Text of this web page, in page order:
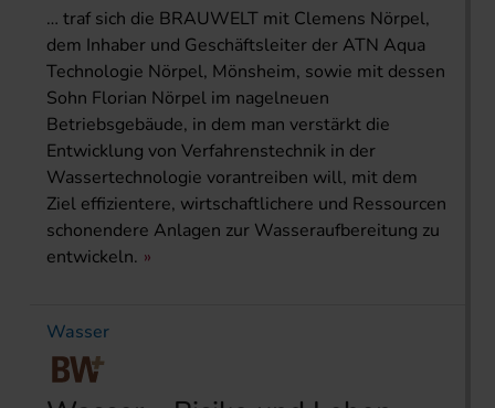
… traf sich die BRAUWELT mit Clemens Nörpel,
dem Inhaber und Geschäftsleiter der ATN Aqua
Technologie Nörpel, Mönsheim, sowie mit dessen
Sohn Florian Nörpel im nagelneuen
Betriebsgebäude, in dem man verstärkt die
Entwicklung von Verfahrenstechnik in der
Wassertechnologie vorantreiben will, mit dem
Ziel effizientere, wirtschaftlichere und Ressourcen
schonendere Anlagen zur Wasseraufbereitung zu
entwickeln.
Wasser